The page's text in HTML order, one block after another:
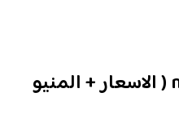
meeting.times.cafe ( الاسعار + المنيو